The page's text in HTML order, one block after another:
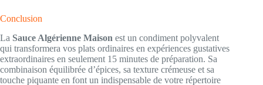
Conclusion
La Sauce Algérienne Maison est un condiment polyvalent
qui transformera vos plats ordinaires en expériences gustatives
extraordinaires en seulement 15 minutes de préparation. Sa
combinaison équilibrée d’épices, sa texture crémeuse et sa
touche piquante en font un indispensable de votre répertoire